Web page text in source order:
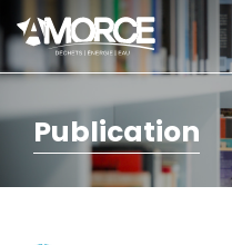
Publication